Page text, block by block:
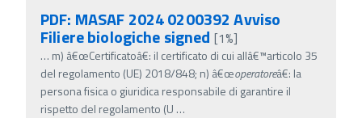
PDF: MASAF 2024 0200392 Avviso
Filiere biologiche signed [1%]
… m) â€œCertificatoâ€: il certificato di cui allâ€™articolo 35
del regolamento (UE) 2018/848; n) â€œoperatoreâ€: la
persona fisica o giuridica responsabile di garantire il
rispetto del regolamento (U …